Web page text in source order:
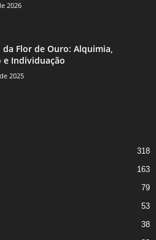
2026
da Flor de Ouro: Alquimia,
e Individuação
2025
318
163
79
53
38